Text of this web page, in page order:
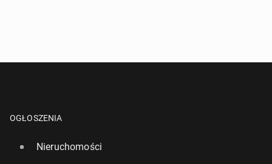
OGŁOSZENIA
Nieruchomości